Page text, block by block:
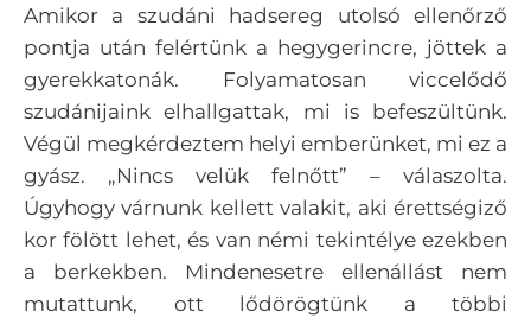
Amikor a szudáni hadsereg utolsó ellenőrző
pontja után felértünk a hegygerincre, jöttek a
gyerekkatonák. Folyamatosan viccelődő
szudánijaink elhallgattak, mi is befeszültünk.
Végül megkérdeztem helyi emberünket, mi ez a
gyász. „Nincs velük felnőtt” – válaszolta.
Úgyhogy várnunk kellett valakit, aki érettségiző
kor fölött lehet, és van némi tekintélye ezekben
a berkekben. Mindenesetre ellenállást nem
mutattunk, ott lődörögtünk a többi